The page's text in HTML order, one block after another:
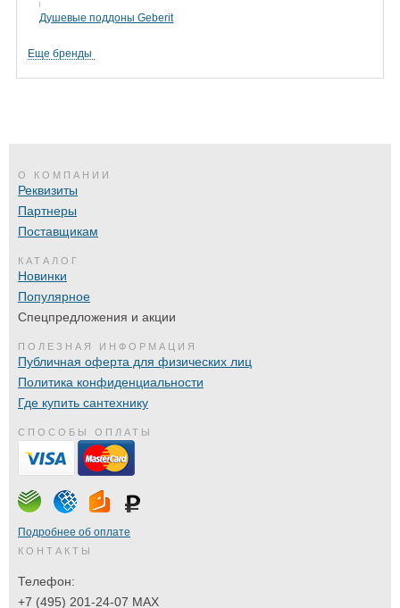
Душевые поддоны Geberit
Еще бренды
О КОМПАНИИ
Реквизиты
Партнеры
Поставщикам
КАТАЛОГ
Новинки
Популярное
Спецпредложения и акции
ПОЛЕЗНАЯ ИНФОРМАЦИЯ
Публичная оферта для физических лиц
Политика конфиденциальности
Где купить сантехнику
СПОСОБЫ ОПЛАТЫ
Подробнее об оплате
КОНТАКТЫ
Телефон:
+7 (495) 201-24-07 MAX